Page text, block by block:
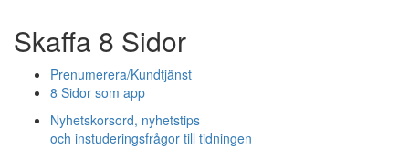
Skaffa 8 Sidor
Prenumerera/Kundtjänst
8 Sidor som app
Nyhetskorsord, nyhetstips
och instuderingsfrågor till tidningen